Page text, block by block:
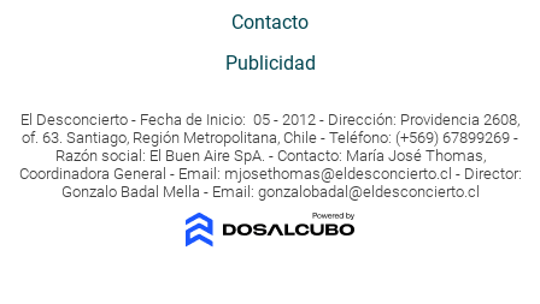
Contacto
Publicidad
El Desconcierto - Fecha de Inicio: 05 - 2012 - Dirección: Providencia 2608,
of. 63. Santiago, Región Metropolitana, Chile - Teléfono: (+569) 67899269 -
Razón social: El Buen Aire SpA. - Contacto: María José Thomas,
Coordinadora General - Email: mjosethomas@eldesconcierto.cl - Director:
Gonzalo Badal Mella - Email: gonzalobadal@eldesconcierto.cl